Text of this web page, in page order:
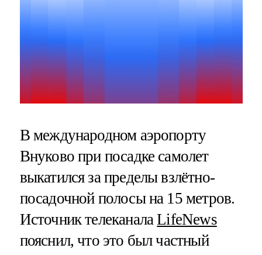
В международном аэропорту
Внуково при посадке самолет
выкатился за пределы взлётно-
посадочной полосы на 15 метров.
Источник телеканалаLifeNews
пояснил, что это был частный